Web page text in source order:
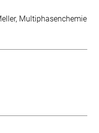
Multiphasenchemie